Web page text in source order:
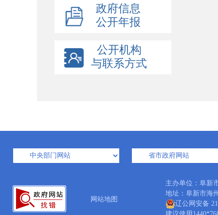
政府信息
公开年报
公开机构
与联系方式
网站地图
主办单位：阜
地址：阜新市
辽公网安备